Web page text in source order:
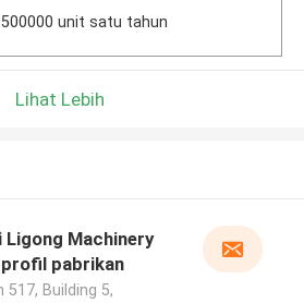
500000 unit satu tahun
Lihat Lebih
Ligong Machinery
pabrikan
517, Building 5,